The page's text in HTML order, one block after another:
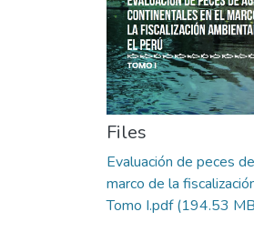
Files
Evaluación de peces
marco de la
Tomo I.pdf(194.53